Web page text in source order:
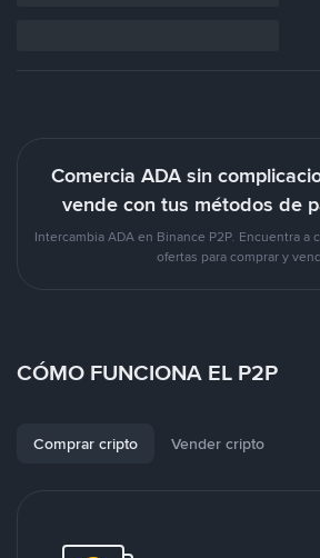
Comercia ADA sin
vende con tus métodos de
Intercambia ADA en Binance P2P. Encuentra a
ofertas para comprar y
CÓMO FUNCIONA EL P2P
Comprar cripto Vender cripto